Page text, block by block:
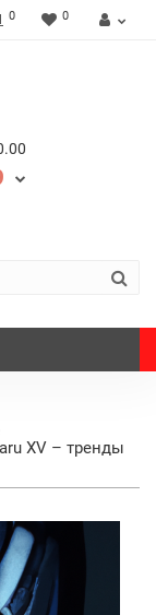
0 0
XV – тренды